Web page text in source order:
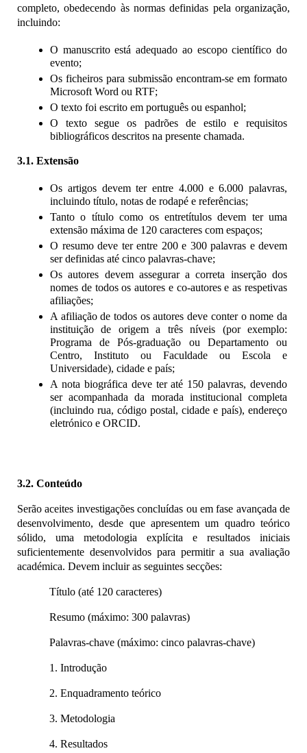
completo, obedecendo às normas definidas pela organização,
incluindo:
O manuscrito está adequado ao escopo científico do
evento;
Os ficheiros para submissão encontram-se em formato
Microsoft Word ou RTF;
O texto foi escrito em português ou espanhol;
O texto segue os padrões de estilo e requisitos
bibliográficos descritos na presente chamada.
3.1. Extensão
Os artigos devem ter entre 4.000 e 6.000 palavras,
incluindo título, notas de rodapé e referências;
Tanto o título como os entretítulos devem ter uma
extensão máxima de 120 caracteres com espaços;
O resumo deve ter entre 200 e 300 palavras e devem
ser definidas até cinco palavras-chave;
Os autores devem assegurar a correta inserção dos
nomes de todos os autores e co-autores e as respetivas
afiliações;
A afiliação de todos os autores deve conter o nome da
instituição de origem a três níveis (por exemplo:
Programa de Pós-graduação ou Departamento ou
Centro, Instituto ou Faculdade ou Escola e
Universidade), cidade e país;
A nota biográfica deve ter até 150 palavras, devendo
ser acompanhada da morada institucional completa
(incluindo rua, código postal, cidade e país), endereço
eletrónico e ORCID.
3.2. Conteúdo
Serão aceites investigações concluídas ou em fase avançada de
desenvolvimento, desde que apresentem um quadro teórico
sólido, uma metodologia explícita e resultados iniciais
suficientemente desenvolvidos para permitir a sua avaliação
académica. Devem incluir as seguintes secções:
Título (até 120 caracteres)
Resumo (máximo: 300 palavras)
Palavras-chave (máximo: cinco palavras-chave)
1. Introdução
2. Enquadramento teórico
3. Metodologia
4. Resultados